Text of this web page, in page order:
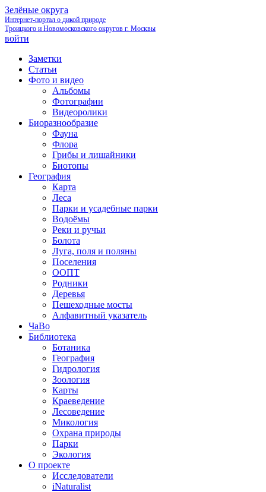
Зелёные округа
Интернет-портал о дикой природе
Троицкого и Новомосковского округов г. Москвы
войти
Заметки
Статьи
Фото и видео
Альбомы
Фотографии
Видеоролики
Биоразнообразие
Фауна
Флора
Грибы и лишайники
Биотопы
География
Карта
Леса
Парки и усадебные парки
Водоёмы
Реки и ручьи
Болота
Луга, поля и поляны
Поселения
ООПТ
Родники
Деревья
Пешеходные мосты
Алфавитный указатель
ЧаВо
Библиотека
Ботаника
География
Гидрология
Зоология
Карты
Краеведение
Лесоведение
Микология
Охрана природы
Парки
Экология
О проекте
Исследователи
iNaturalist